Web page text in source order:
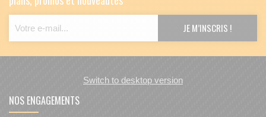
Switch to desktop version
NOS ENGAGEMENTS